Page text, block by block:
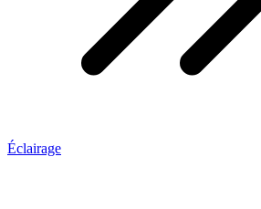
Éclairage